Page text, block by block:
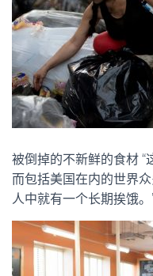
被倒掉的不新鲜的食材 “
而包括美国在内的世界
人中就有一个长期挨饿。